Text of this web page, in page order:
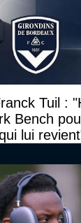
Tuil :
Bench
lui